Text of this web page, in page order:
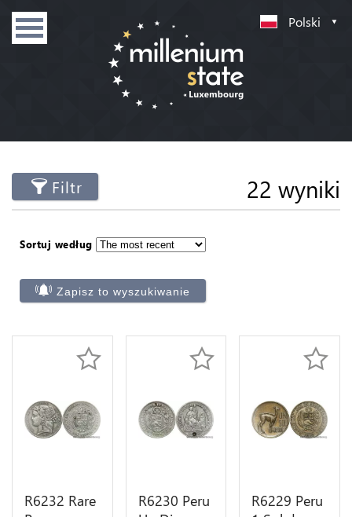
Polski
Filtr 22 wyniki
Sortuj według
Zapisz to wyszukiwanie
R6232 Rare
R6230 Peru
R6229 Peru